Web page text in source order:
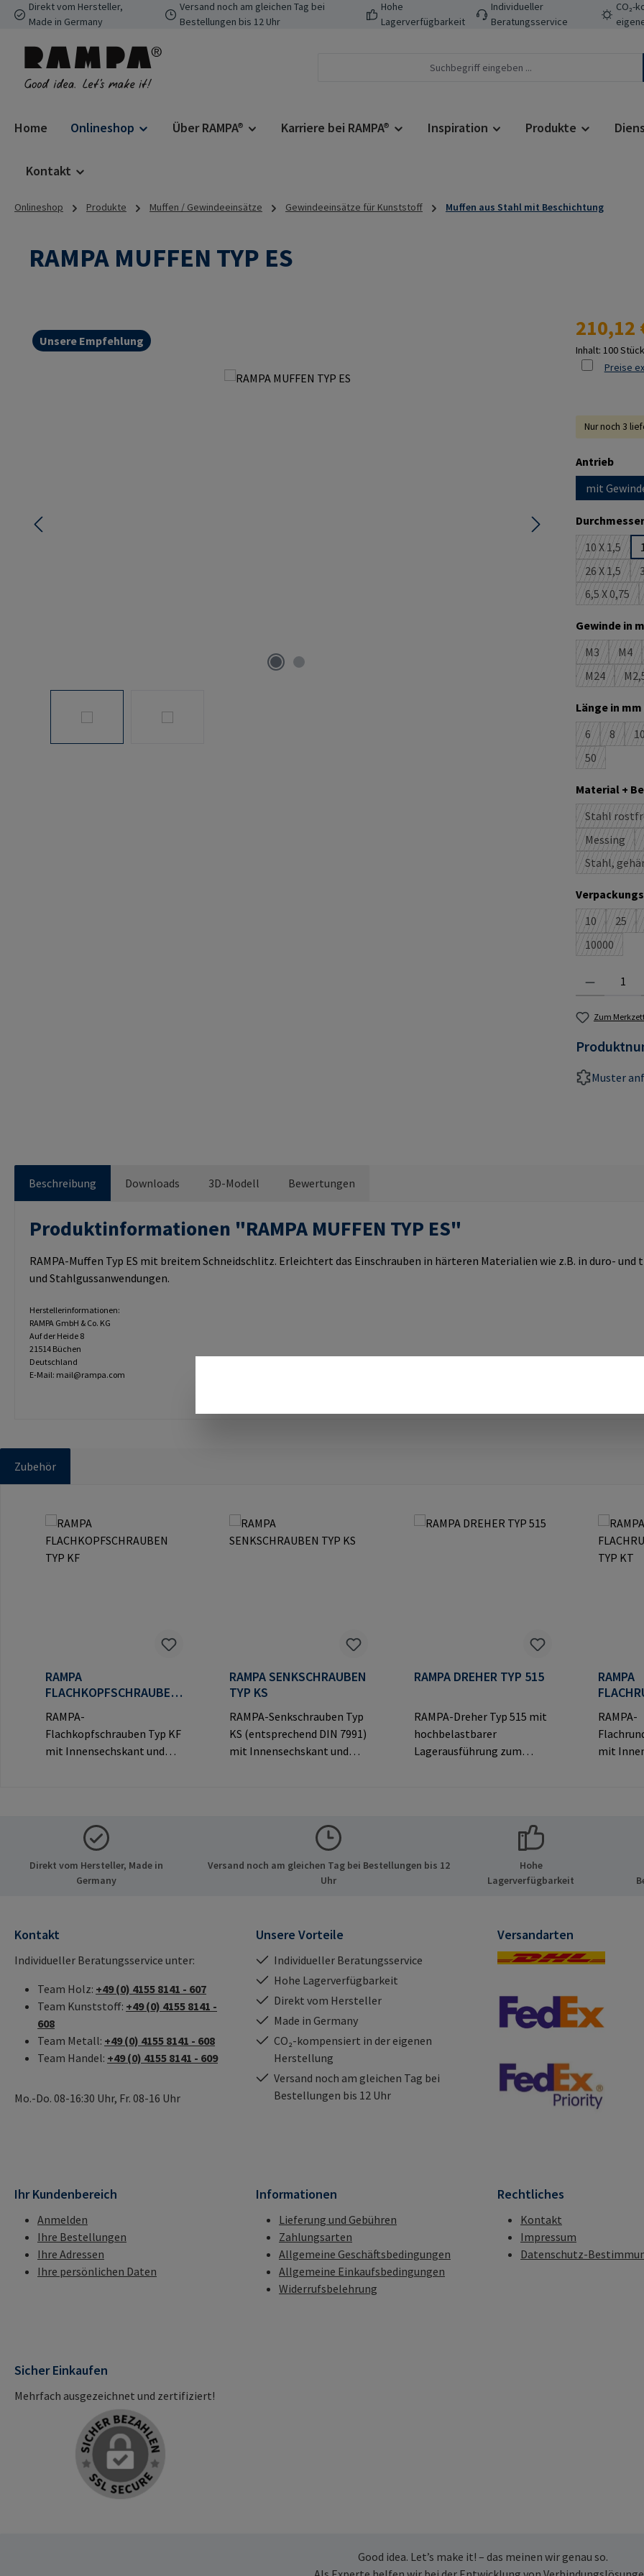
Hauptinhalt springen
Zur Suche springen
Zur Hauptnavigation springen
Direkt vom Hersteller,
Made in Germany
Versand noch am gleichen Tag bei
Bestellungen bis 12 Uhr
Hohe
Lagerverfügbarkeit
Individueller
Beratungsservice
CO₂-
Home Onlineshop Über RAMPA® Karriere bei RAMPA® Inspiration Produkte
Kontakt
Onlineshop Produkte Muffen / Gewindeeinsätze Gewindeeinsätze für Kunststoff Muffen aus Stahl mit Beschichtung
RAMPA MUFFEN TYP ES
Unsere Empfehlung
Regulärer
210,12
Inhalt: 100 Stück
Preise
Nur noch 3
Antrieb
mit
10 X 1,5
(Diese
26 X 1,5
(Diese
6,5 X 0,75
(Diese
Gewinde in
M3
(Diese
M4
M24
(Diese
Länge in mm
6
(Diese
8
(Diese
10
50
(Diese
Material +
Stahl
Messing
(Diese
Stahl,
10
(Diese
25
10000
(Diese
Zum
Muster
Beschreibung Downloads 3D-Modell Bewertungen
Produktinformationen "RAMPA MUFFEN TYP ES"
RAMPA-Muffen Typ ES mit breitem Schneidschlitz. Erleichtert das Einschrauben in härteren Materialien wie z.B. in duro-
und Stahlgussanwendungen.
Herstellerinformationen:
RAMPA GmbH & Co. KG
Auf der Heide 8
21514 Büchen
Deutschland
E-Mail: mail@rampa.com
Zubehör
RAMPA
FLACHKOPFSCHRAUBEN
RAMPA-
Flachkopfschrauben Typ KF
mit Innensechskant und
& Co. KG Auf der Heide 8
21514 Büchen Deutschland
E-Mail: mail@rampa.com
RAMPA SENKSCHRAUBEN
TYP KS
RAMPA-Senkschrauben Typ
KS (entsprechend DIN 7991)
mit Innensechskant und
& Co. KG Auf der Heide 8
21514 Büchen Deutschland
E-Mail: mail@rampa.com
RAMPA DREHER TYP 515
RAMPA-Dreher Typ 515 mit
hochbelastbarer
Lagerausführung zum
verwenden.Herstellerinfor
mationen: RAMPA GmbH &
Co. KG Auf der Heide 8 21514
RAMPA
RAMPA-
mit
& Co.
21514
E-Mail:
Direkt vom Hersteller, Made in
Germany
Versand noch am gleichen Tag bei Bestellungen bis 12
Uhr
Hohe
Lagerverfügbarkeit
Kontakt
Individueller Beratungsservice unter:
Team Holz: +49 (0) 4155 8141 - 607
Team Kunststoff: +49 (0) 4155 8141 -
608
Team Metall: +49 (0) 4155 8141 - 608
Team Handel: +49 (0) 4155 8141 - 609
Mo.-Do. 08-16:30 Uhr, Fr. 08-16 Uhr
Unsere Vorteile
Individueller Beratungsservice
Hohe Lagerverfügbarkeit
Direkt vom Hersteller
Made in Germany
CO₂-kompensiert in der eigenen
Herstellung
Versand noch am gleichen Tag bei
Bestellungen bis 12 Uhr
Versandarten
Ihr Kundenbereich
Anmelden
Ihre Bestellungen
Ihre Adressen
Ihre persönlichen Daten
Informationen
Lieferung und Gebühren
Zahlungsarten
Allgemeine Geschäftsbedingungen
Allgemeine Einkaufsbedingungen
Widerrufsbelehrung
Rechtliches
Kontakt
Impressum
Datenschutz-
Sicher Einkaufen
Mehrfach ausgezeichnet und zertifiziert!
Good idea. Let’s make it! – das meinen wir genau so.